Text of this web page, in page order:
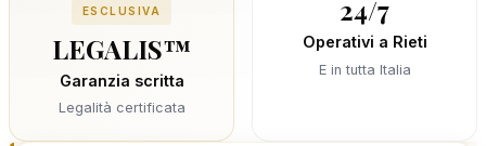
ESCLUSIVA
LEGALIS™
Garanzia scritta
Legalità certificata
24/7
Operativi a Rieti
E in tutta Italia